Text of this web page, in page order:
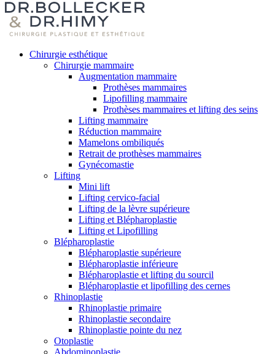
Chirurgie esthétique
Chirurgie mammaire
Augmentation mammaire
Prothèses mammaires
Lipofilling mammaire
Prothèses mammaires et lifting des seins
Lifting mammaire
Réduction mammaire
Mamelons ombiliqués
Retrait de prothèses mammaires
Gynécomastie
Lifting
Mini lift
Lifting cervico-facial
Lifting de la lèvre supérieure
Lifting et Blépharoplastie
Lifting et Lipofilling
Blépharoplastie
Blépharoplastie supérieure
Blépharoplastie inférieure
Blépharoplastie et lifting du sourcil
Blépharoplastie et lipofilling des cernes
Rhinoplastie
Rhinoplastie primaire
Rhinoplastie secondaire
Rhinoplastie pointe du nez
Otoplastie
Abdominoplastie